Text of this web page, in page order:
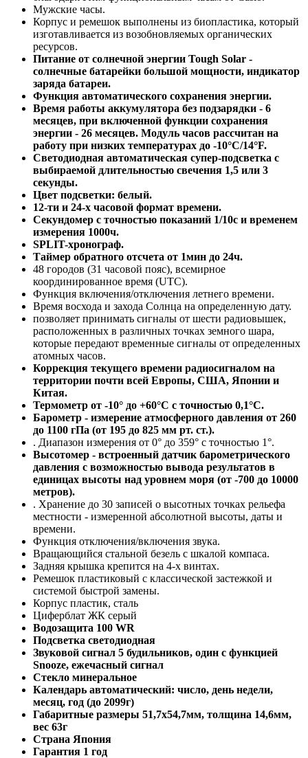
Мужские часы.
Корпус и ремешок выполнены из биопластика, который
изготавливается из возобновляемых органических
ресурсов.
Питание от солнечной энергии Tough Solar -
солнечные батарейки большой мощности, индикатор
заряда батареи.
Функция автоматического сохранения энергии.
Время работы аккумулятора без подзарядки - 6
месяцев, при включенной функции сохранения
энергии - 26 месяцев. Модуль часов рассчитан на
работу при низких температурах до -10°С/14°F.
Светодиодная автоматическая супер-подсветка с
выбираемой длительностью свечения 1,5 или 3
секунды.
Цвет подсветки: белый.
12-ти и 24-х часовой формат времени.
Секундомер с точностью показаний 1/10с и временем
измерения 1000ч.
SPLIT-хронограф.
Таймер обратного отсчета от 1мин до 24ч.
48 городов (31 часовой пояс), всемирное
координированное время (UTC).
Функция включения/отключения летнего времени.
Время восхода и захода Солнца на определенную дату.
позволяет принимать сигналы от шести радиовышек,
расположенных в различных точках земного шара,
которые передают временные сигналы от определенных
атомных часов.
Коррекция текущего времени радиосигналом на
территории почти всей Европы, США, Японии и
Китая.
Термометр от -10° до +60°С с точностью 0,1°C.
Барометр - измерение атмосферного давления от 260
до 1100 гПа (от 195 до 825 мм рт. ст.).
. Диапазон измерения от 0° до 359° с точностью 1°.
Высотомер - встроенный датчик барометрического
давления с возможностью вывода результатов в
единицах высоты над уровнем моря (от -700 до 10000
метров).
. Хранение до 30 записей о высотных точках рельефа
местности - измеренной абсолютной высоты, даты и
времени.
Функция отключения/включения звука.
Вращающийся стальной безель с шкалой компаса.
Задняя крышка крепится на 4-х винтах.
Ремешок пластиковый с классической застежкой и
системой быстрой замены.
Корпус пластик, сталь
Циферблат ЖК серый
Водозащита 100 WR
Подсветка светодиодная
Звуковой сигнал 5 будильников, один с функцией
Snooze, ежечасный сигнал
Стекло минеральное
Календарь автоматический: число, день недели,
месяц, год (до 2099г)
Габаритные размеры 51,7x54,7мм, толщина 14,6мм,
вес 63г
Страна Япония
Гарантия 1 год